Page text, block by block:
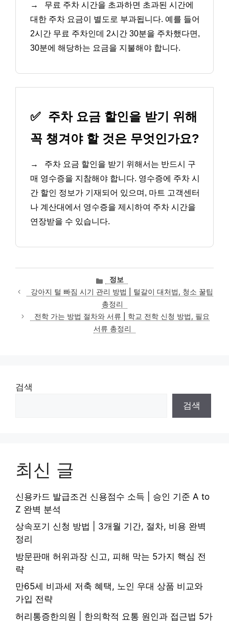
→
무료 주차 시간을 초과하면 초과된 시간에
대한 주차 요금이 별도로 부과됩니다. 예를 들어
2시간 무료 주차인데 2시간 30분을 주차했다면,
30분에 해당하는 요금을 지불해야 합니다.
✅ 주차 요금 할인을 받기 위해
꼭 챙겨야 할 것은 무엇인가요?
→
주차 요금 할인을 받기 위해서는 반드시 구
매 영수증을 지참해야 합니다. 영수증에 주차 시
간 할인 정보가 기재되어 있으며, 마트 고객센터
나 계산대에서 영수증을 제시하여 주차 시간을
연장받을 수 있습니다.
카
테
고
리
정보
강아지 털 빠짐 시기 관리 방법 | 털갈이 대처법, 청소 꿀팁
총정리
전학 가는 방법 절차와 서류 | 학교 전학 신청 방법, 필요
서류 총정리
검색
검색
최신 글
신용카드 발급조건 신용점수 소득 | 승인 기준 A to
Z 완벽 분석
상속포기 신청 방법 | 3개월 기간, 절차, 비용 완벽
정리
방문판매 허위과장 신고, 피해 막는 5가지 핵심 전
략
만65세 비과세 저축 혜택, 노인 우대 상품 비교와
가입 전략
허리통증한의원 | 한의학적 요통 원인과 접근법 5가